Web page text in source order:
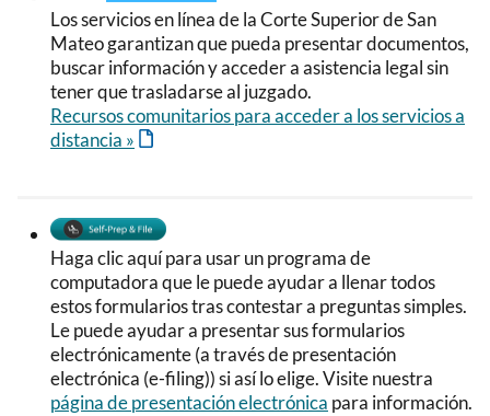
Los servicios en línea de la Corte Superior de San
Mateo garantizan que pueda presentar documentos,
buscar información y acceder a asistencia legal sin
tener que trasladarse al juzgado.
Recursos comunitarios para acceder a los servicios a
distancia »
Image
Haga clic aquí para usar un programa de
computadora que le puede ayudar a llenar todos
estos formularios tras contestar a preguntas simples.
Le puede ayudar a presentar sus formularios
electrónicamente (a través de presentación
electrónica (e-filing)) si así lo elige. Visite nuestra
página de presentación electrónica para información.